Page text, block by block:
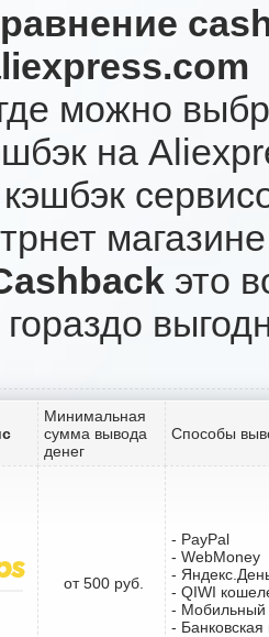
можно
на
это
гораздо
Минимальная
сумма вывода
денег
Способы
от 500 руб.
- PayPal
- WebMoney
-
- QIWI
- Мобильный
-